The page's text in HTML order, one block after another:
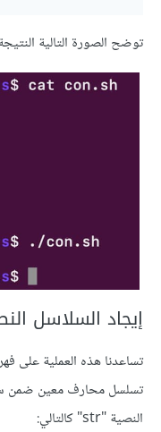
توضح الصورة التالية
إيجاد السلاسل
تسلسل محارف معين ضمن
النصية "str" كالتالي: